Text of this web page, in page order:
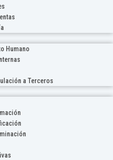
Humano
a Terceros